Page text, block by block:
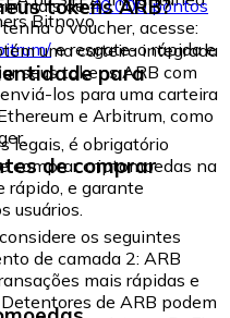
Bitnovo
mais de40.000 pontos
o voucher, acesse:
e resgate-o rápida e
tokens ARB?
uma carteira integrada
seus tokens ARB com
los para uma carteira
e Arbitrum, como
para
legais, é obrigatório
comprar criptomoedas na
rápido, e garante
usuários.
de comprar
os seguintes
de camada 2: ARB
mais rápidas e
de ARB podem